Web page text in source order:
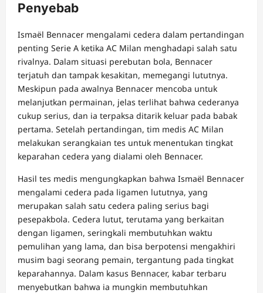
Penyebab
Ismaël Bennacer mengalami cedera dalam pertandingan
penting Serie A ketika AC Milan menghadapi salah satu
rivalnya. Dalam situasi perebutan bola, Bennacer
terjatuh dan tampak kesakitan, memegangi lututnya.
Meskipun pada awalnya Bennacer mencoba untuk
melanjutkan permainan, jelas terlihat bahwa cederanya
cukup serius, dan ia terpaksa ditarik keluar pada babak
pertama. Setelah pertandingan, tim medis AC Milan
melakukan serangkaian tes untuk menentukan tingkat
keparahan cedera yang dialami oleh Bennacer.
Hasil tes medis mengungkapkan bahwa Ismaël Bennacer
mengalami cedera pada ligamen lututnya, yang
merupakan salah satu cedera paling serius bagi
pesepakbola. Cedera lutut, terutama yang berkaitan
dengan ligamen, seringkali membutuhkan waktu
pemulihan yang lama, dan bisa berpotensi mengakhiri
musim bagi seorang pemain, tergantung pada tingkat
keparahannya. Dalam kasus Bennacer, kabar terbaru
menyebutkan bahwa ia mungkin membutuhkan